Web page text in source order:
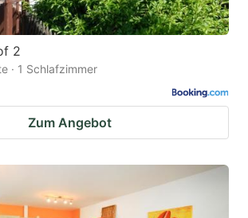
2
· 1 Schlafzimmer
Zum Angebot